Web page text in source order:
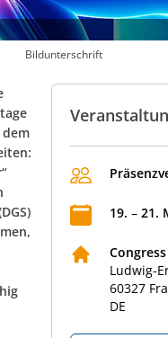
Bildunterschrift
19. – 21.
Ludwig-
60327
DE